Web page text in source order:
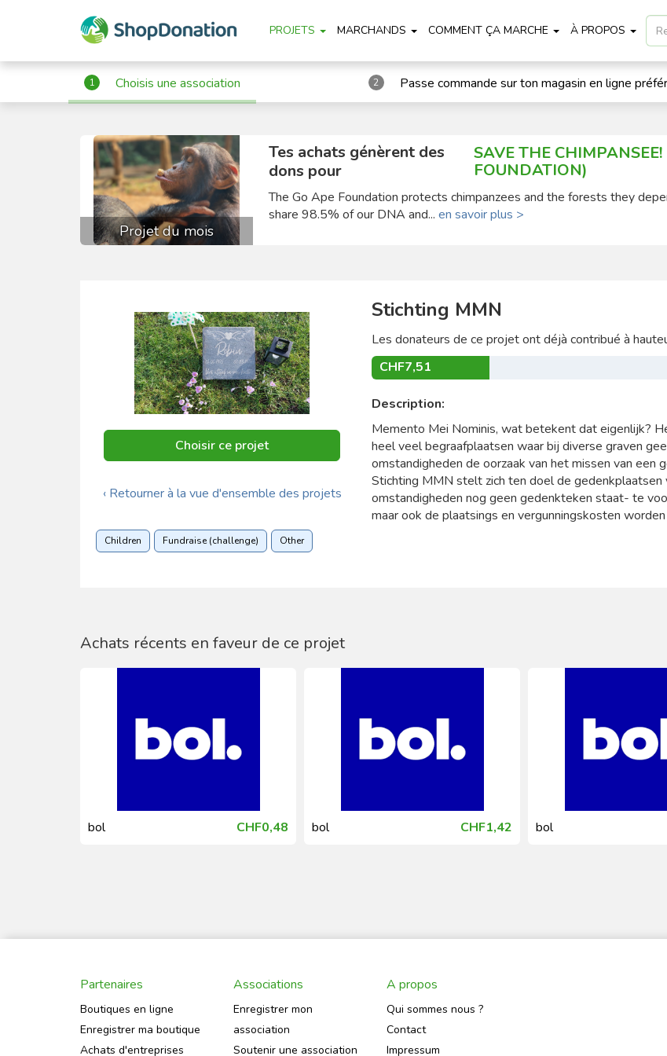
PROJETS MARCHANDS COMMENT ÇA MARCHE À PROPOS
1 Choisis une association 2 Passe commande sur ton magasin en ligne
Projet du mois
Tes achats génèrent des
dons pour
SAVE THE
FOUNDATION)
The Go Ape Foundation protects chimpanzees and the forests they
share 98.5% of our DNA and... en savoir plus >
Choisir ce projet
‹ Retourner à la vue d'ensemble des projets
Children Fundraise (challenge) Other
Stichting MMN
Les donateurs de ce projet ont déjà contribué à
CHF7,51
Description:
Memento Mei Nominis, wat betekent dat eigenlijk?
heel veel begraafplaatsen waar bij diverse graven
omstandigheden de oorzaak van het missen van
Stichting MMN stelt zich ten doel de
omstandigheden nog geen gedenkteken staat- te
maar ook de plaatsings en vergunningskosten
Achats récents en faveur de ce projet
bol CHF0,48 bol CHF1,42 bol
Partenaires
Boutiques en ligne
Enregistrer ma boutique
Achats d'entreprises
Associations
Enregistrer mon
association
Soutenir une association
A propos
Qui sommes nous ?
Contact
Impressum